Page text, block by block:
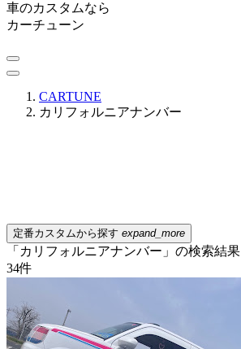
車のカスタムなら
カーチューン
CARTUNE
カリフォルニアナンバー
定番カスタムから探す expand_more
「カリフォルニアナンバー」の検索結果
34件